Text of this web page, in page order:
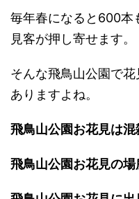
毎年春になると600本
見客が押し寄せます。
そんな飛鳥山公園で
ありますよね。
飛鳥山公園お花見は混
飛鳥山公園お花見の場